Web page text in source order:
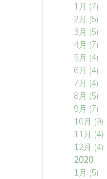
1月 (7)
2月 (5)
3月 (5)
4月 (7)
5月 (4)
6月 (4)
7月 (4)
8月 (5)
9月 (7)
10月 (9)
11月 (4)
12月 (4)
2020
1月 (5)